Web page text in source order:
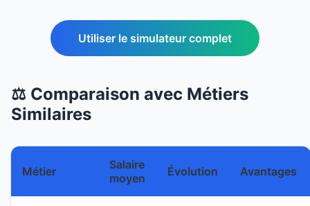
Utiliser le simulateur complet
⚖️ Comparaison avec Métiers
Similaires
Métier
Salaire
moyen
Évolution Avantages